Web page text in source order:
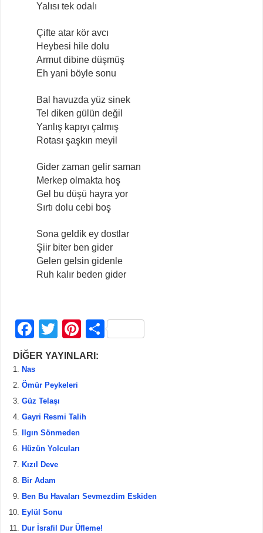
Yalısı tek odalı
Çifte atar kör avcı
Heybesi hile dolu
Armut dibine düşmüş
Eh yani böyle sonu
Bal havuzda yüz sinek
Tel diken gülün değil
Yanlış kapıyı çalmış
Rotası şaşkın meyil
Gider zaman gelir saman
Merkep olmakta hoş
Gel bu düşü hayra yor
Sırtı dolu cebi boş
Sona geldik ey dostlar
Şiir biter ben gider
Gelen gelsin gidenle
Ruh kalır beden gider
F
a
c
e
b
o
o
k
T
wi
er
Pi
nt
S
DİĞER YAYINLARI:
Nas
Ömür Peykeleri
Güz Telaşı
Gayri Resmi Talih
Ilgın Sönmeden
Hüzün Yolcuları
Kızıl Deve
Bir Adam
Ben Bu Havaları Sevmezdim Eskiden
Eylül Sonu
Dur İsrafil Dur Üfleme!